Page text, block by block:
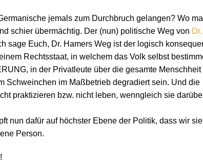
jemals zum Durchbruch gelangen? Wo
schier übermächtig. Der (nun) politische Weg von
sage Euch, Dr. Hamers Weg ist der logisch
Rechtsstaat, in welchem das Volk selbst
in der Privatleute über die gesamte Menschheit
Schweinchen im Maßbetrieb degradiert sein. Und die
praktizieren bzw. nicht leben, wenngleich sie
nun dafür auf höchster Ebene der Politik, dass wir
Person.